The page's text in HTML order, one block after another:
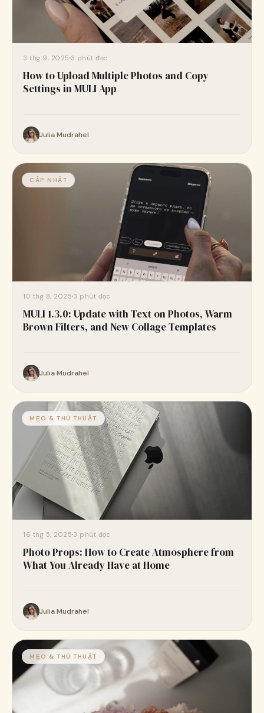
3 thg 9, 2025 3 phút đọc
How to Upload Multiple Photos and Copy
Settings in MULI App
Julia Mudrahel
CẬP NHẬT
10 thg 8, 2025 3 phút đọc
MULI 1.3.0: Update with Text on Photos, Warm
Brown Filters, and New Collage Templates
Julia Mudrahel
MẸO & THỦ THUẬT
16 thg 5, 2025 3 phút đọc
Photo Props: How to Create Atmosphere from
What You Already Have at Home
Julia Mudrahel
MẸO & THỦ THUẬT